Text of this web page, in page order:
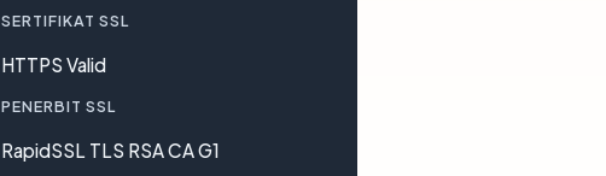
SERTIFIKAT SSL
HTTPS Valid
PENERBIT SSL
RapidSSL TLS RSA CA G1